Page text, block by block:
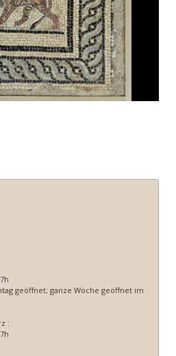
geöffnet; ganze Woche geöffnet im
: